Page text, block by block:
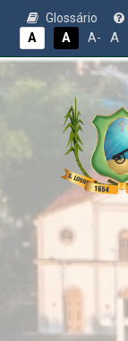
Glossário
A
A A- A